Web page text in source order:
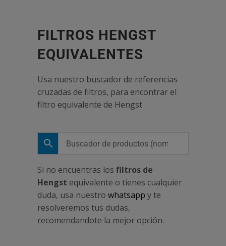
FILTROS HENGST
EQUIVALENTES
Usa nuestro buscador de referencias
cruzadas de filtros, para encontrar el
filtro equivalente de Hengst
Si no encuentras los filtros de
Hengst equivalente o tienes cualquier
duda, usa nuestro whatsapp y te
resolveremos tus dudas,
recomendandote la mejor opción.